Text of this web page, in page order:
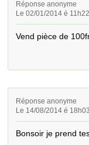
Réponse anonyme
Le 02/01/2014 é 11h22
Vend pièce de
Réponse anonyme
Le 14/08/2014 é 18h03
Bonsoir je prend